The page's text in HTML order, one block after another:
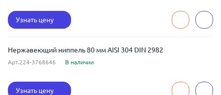
Узнать цену
Нержавеющий ниппель 80 мм AISI 304 DIN 2982
Арт.224-3768646 В наличии
Узнать цену